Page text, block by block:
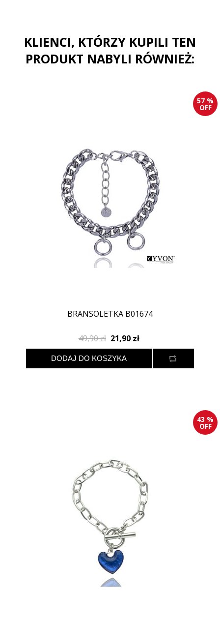
KLIENCI, KTÓRZY KUPILI TEN
PRODUKT NABYLI RÓWNIEŻ:
57 %
OFF
BRANSOLETKA B01674
49,90 zł 21,90 zł
43 %
OFF